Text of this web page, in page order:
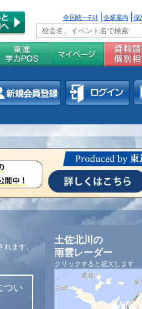
全国統一ﾃｽﾄ 企業案内 採
ます。
つい
土佐北川の
雨雲レーダー
クリックすると拡大します